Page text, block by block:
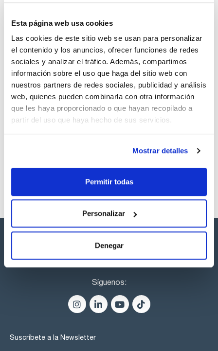
Esta página web usa cookies
Las cookies de este sitio web se usan para personalizar
el contenido y los anuncios, ofrecer funciones de redes
sociales y analizar el tráfico. Además, compartimos
información sobre el uso que haga del sitio web con
nuestros partners de redes sociales, publicidad y análisis
web, quienes pueden combinarla con otra información
que les haya proporcionado o que hayan recopilado a
partir del uso que haya hecho de sus servicios.
Mostrar detalles
Permitir todas
Personalizar
Denegar
(1
REFERENCIA DESCRIPCIÓN DISPONIBILIDAD
073-000649
Macho con
oliva acodada.
SCHARLAU.
Macho: 14/23.
Oliva (mm): 8 (x
u.
En stock
Síguenos:
Suscríbete a la Newsletter